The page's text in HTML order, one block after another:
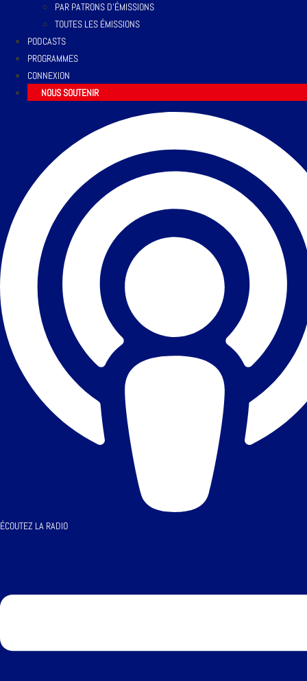
PAR PATRONS D’ÉMISSIONS
TOUTES LES ÉMISSIONS
PODCASTS
PROGRAMMES
CONNEXION
NOUS SOUTENIR
ÉCOUTEZ LA RADIO